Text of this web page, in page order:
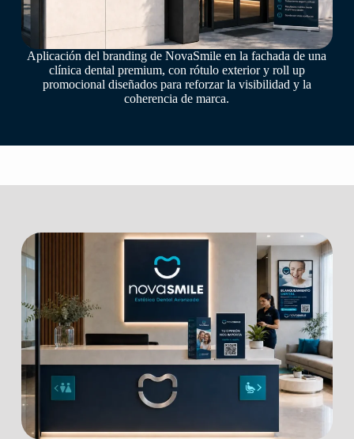
Aplicación del branding de NovaSmile en la fachada de una
clínica dental premium, con rótulo exterior y roll up
promocional diseñados para reforzar la visibilidad y la
coherencia de marca.